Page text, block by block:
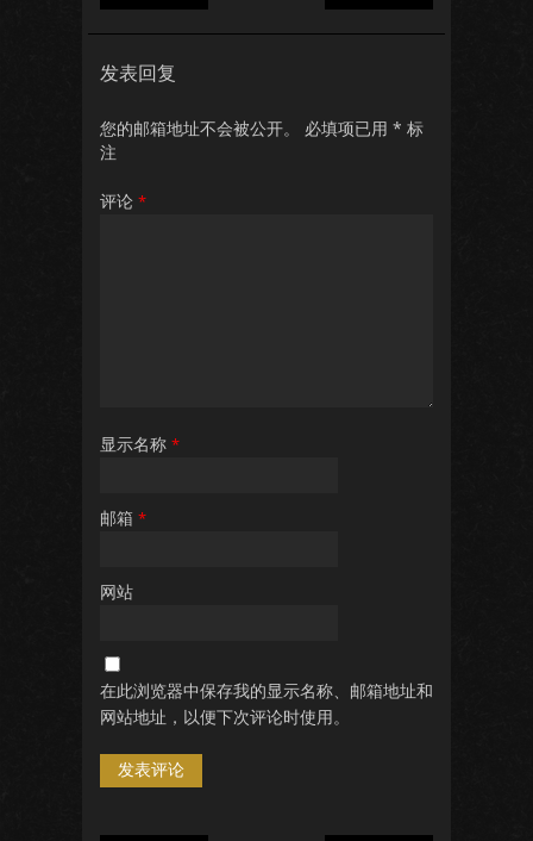
发表回复
您的邮箱地址不会被公开。 必填项已用 * 标
注
评论 *
显示名称 *
邮箱 *
网站
在此浏览器中保存我的显示名称、邮箱地址和
网站地址，以便下次评论时使用。